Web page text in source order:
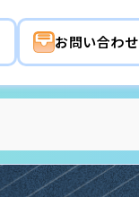
お問い合わせ